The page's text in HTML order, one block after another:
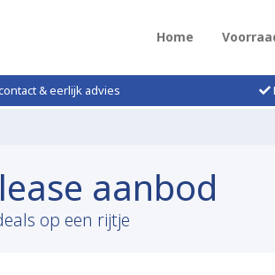
Home
& eerlijk advies
aanbod
op een rijtje